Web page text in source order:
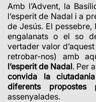
Amb l’Advent, la
l’esperit de Nadal i a
de Jesús. El
engalanats o el so
vertader valor
retrobar-nos) amb
l’esperit de Nadal. Per
convida la
diferents propostes
assenyalades.